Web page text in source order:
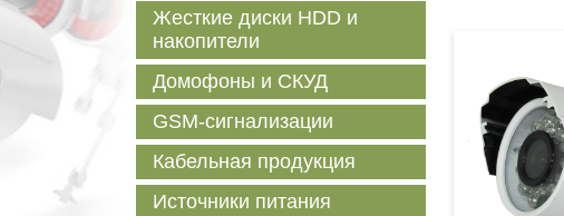
Жесткие диски HDD и
накопители
Домофоны и СКУД
GSM-сигнализации
Кабельная продукция
Источники питания